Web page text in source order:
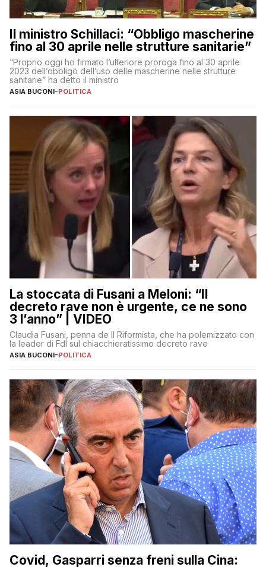
Il ministro Schillaci: “Obbligo mascherine
fino al 30 aprile nelle strutture sanitarie”
“Proprio oggi ho firmato l’ulteriore proroga fino al 30 aprile
2023 dell’obbligo dell’uso delle mascherine nelle strutture
sanitarie” ha detto il ministro
ASIA BUCONI-POLITICA
La stoccata di Fusani a Meloni: “Il
decreto rave non è urgente, ce ne sono
3 l’anno” | VIDEO
Claudia Fusani, penna de Il Riformista, che ha polemizzato con
la leader di FdI sul chiacchieratissimo decreto rave
ASIA BUCONI-POLITICA
Covid, Gasparri senza freni sulla Cina: